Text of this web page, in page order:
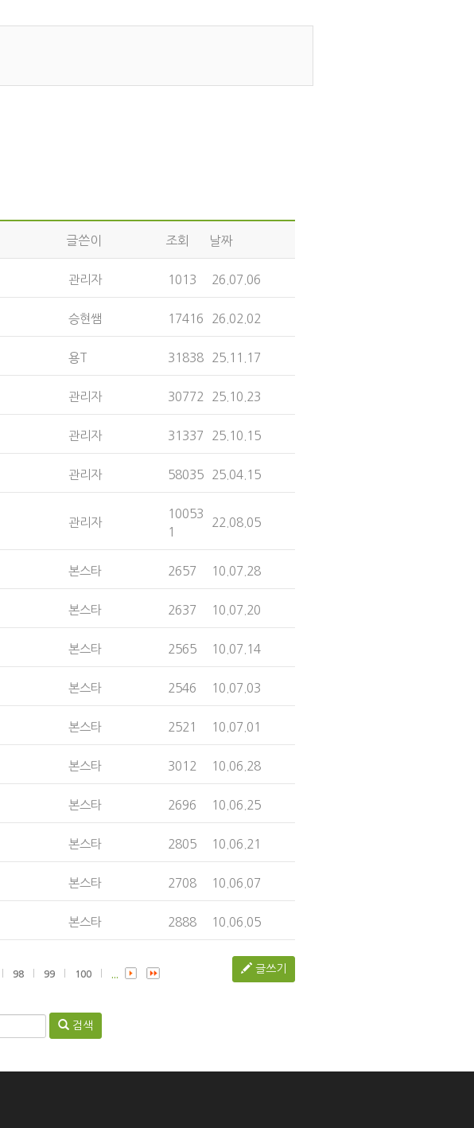
글쓴이 조회 날짜
관리자 1013 26.07.06
승현쌤 17416 26.02.02
용T 31838 25.11.17
관리자 30772 25.10.23
관리자 31337 25.10.15
관리자 58035 25.04.15
관리자
10053
1
22.08.05
본스타 2657 10.07.28
본스타 2637 10.07.20
본스타 2565 10.07.14
본스타 2546 10.07.03
본스타 2521 10.07.01
본스타 3012 10.06.28
본스타 2696 10.06.25
본스타 2805 10.06.21
본스타 2708 10.06.07
본스타 2888 10.06.05
글쓰기
98 99 100
검색